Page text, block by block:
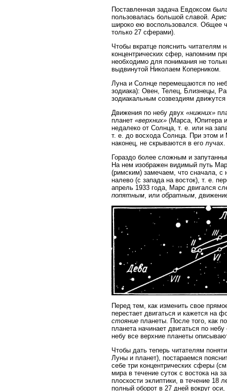
Поставленная задача Евдоксом
пользовалась большой славой.
широко ею воспользовался. Общее
только 27 сферами).
Чтобы вкратце пояснить
концентрических сфер, напомним
необходимо для понимания не
выдвинутой Николаем Коперником.
Луна и Солнце перемещаются по
зодиака): Овен, Телец, Близнецы,
зодиакальным созвездиям
Движения по небу двух «нижних»
планет «верхних» (Марса, Юпитера
недалеко от Солнца, т. е. или на
т. е. до восхода Солнца. При этом и
наконец, не скрываются в его лучах.
Гораздо более сложным и
На нем изображен видимый путь
(римским) замечаем, что сначала, с
налево (с запада на восток), т. е.
апрель 1933 года, Марс двигался
попятным, или обратным,
Перед тем, как изменить свое
перестает двигаться и кажется на
стояние планеты. После того, как
планета начинает двигаться по
небу все верхние планеты
Чтобы дать теперь читателям
Луны и планет), постараемся
себе три концентрических сферы
мира в течение суток с востока на
плоскости эклиптики, в течение
полный оборот в 27 дней вокруг